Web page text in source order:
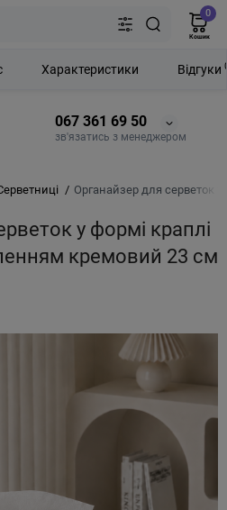
067 361 69 50
зв'язатись з менеджером
0
Кошик
Органайзер для серветок
у формі краплі
кремовий 23 см
Характеристики Відгуки